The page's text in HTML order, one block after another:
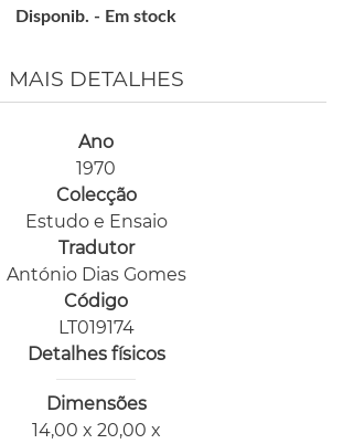
Disponib. - Em stock
MAIS DETALHES
Ano
1970
Colecção
Estudo e Ensaio
Tradutor
António Dias Gomes
Código
LT019174
Detalhes físicos
Dimensões
14,00 x 20,00 x